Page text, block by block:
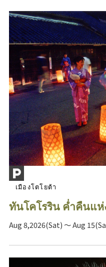
เมืองโตโยต้า
ทันโคโรริน ค่ำคืนแห่
Aug 8,2026(Sat) ～ Aug